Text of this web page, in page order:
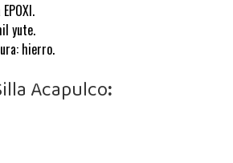
yute.
hierro.
Acapulco: